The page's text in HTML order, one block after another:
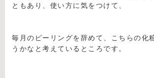
ともあり、使い方に気をつけて、
毎月のピーリングを辞めて、こちらの化
うかなと考えているところです。